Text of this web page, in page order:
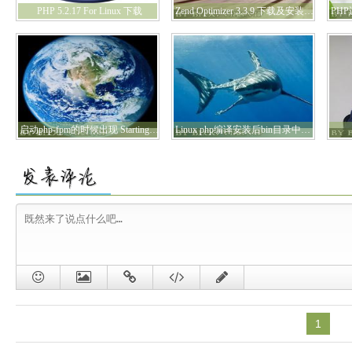
PHP 5.2.17 For Linux 下载 Zend Optimizer 3.3.9 下载及安装详解
启动php-fpm的时候出现 Starting php_fpmfpm_unix_conf_wp() Linux php编译安装后bin目录中怎么没有php-cgi文件
1